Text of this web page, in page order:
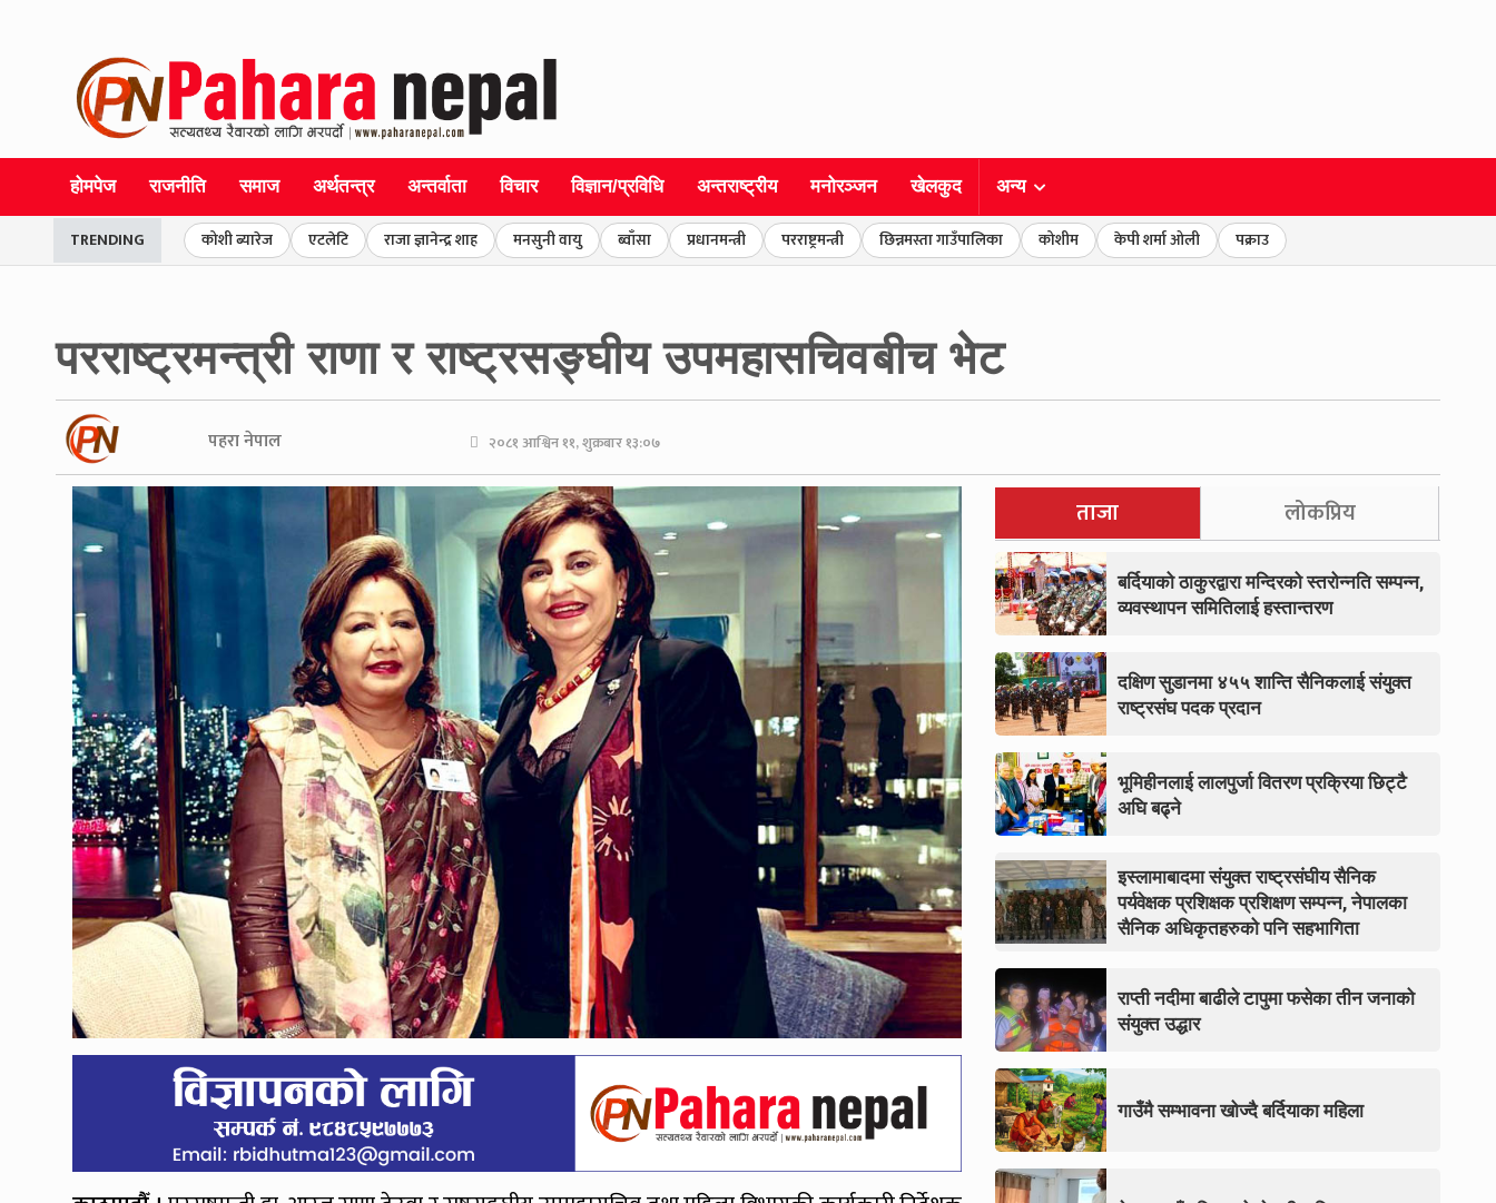
होमपेज राजनीति समाज अर्थतन्त्र अन्तर्वाता विचार विज्ञान/प्रविधि अन्तराष्ट्रीय मनोरञ्जन खेलकुद अन्य
TRENDING कोशी ब्यारेज एटलेटि राजा ज्ञानेन्द्र शाह मनसुनी वायु ब्वाँसा प्रधानमन्त्री परराष्ट्रमन्त्री छिन्नमस्ता गाउँपालिका कोशीम केपी शर्मा ओली पक्राउ
परराष्ट्रमन्त्री राणा र राष्ट्रसङ्घीय उपमहासचिवबीच भेट
पहरा नेपाल २०८१ आश्विन ११, शुक्रबार १३:०७
ताजा लोकप्रिय
बर्दियाको ठाकुरद्वारा मन्दिरको स्तरोन्नति सम्पन्न,
व्यवस्थापन समितिलाई हस्तान्तरण
दक्षिण सुडानमा ४५५ शान्ति सैनिकलाई संयुक्त
राष्ट्रसंघ पदक प्रदान
भूमिहीनलाई लालपुर्जा वितरण प्रक्रिया छिट्टै
अघि बढ्ने
इस्लामाबादमा संयुक्त राष्ट्रसंघीय सैनिक
पर्यवेक्षक प्रशिक्षक प्रशिक्षण सम्पन्न, नेपालका
सैनिक अधिकृतहरुको पनि सहभागिता
राप्ती नदीमा बाढीले टापुमा फसेका तीन जनाको
संयुक्त उद्धार
गाउँमै सम्भावना खोज्दै बर्दियाका महिला